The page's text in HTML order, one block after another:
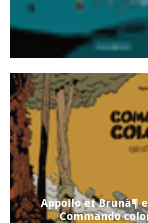
Appollo et Brunà¶
Commando